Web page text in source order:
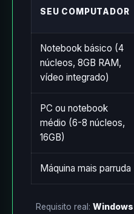
SEU COMPUTADOR
Notebook básico (4
núcleos, 8GB RAM,
vídeo integrado)
PC ou notebook
médio (6-8 núcleos,
16GB)
Máquina mais parruda
Requisito real: Windows